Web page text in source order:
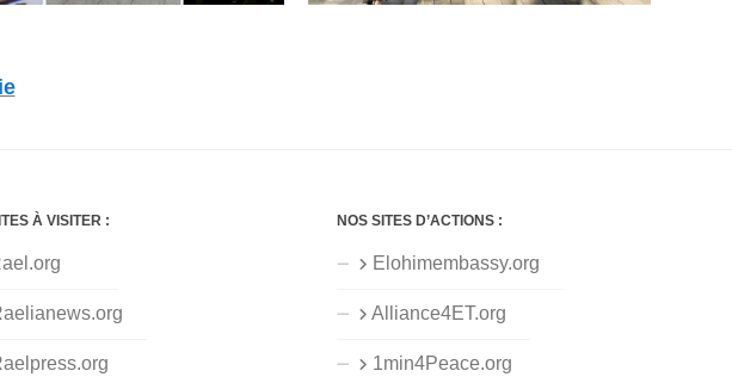
À VISITER : NOS SITES D’ACTIONS :
Elohimembassy.org
Alliance4ET.org
1min4Peace.org